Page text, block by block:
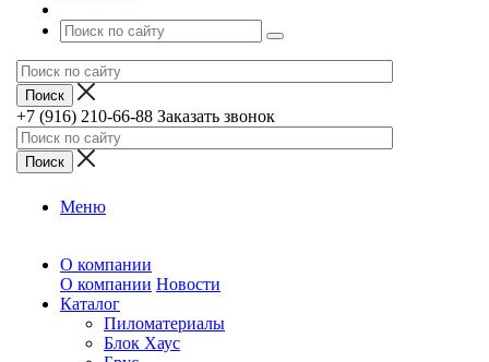
+7 (916) 210-66-88 Заказать звонок
Меню
О компании
О компании Новости
Каталог
Пиломатериалы
Блок Хаус